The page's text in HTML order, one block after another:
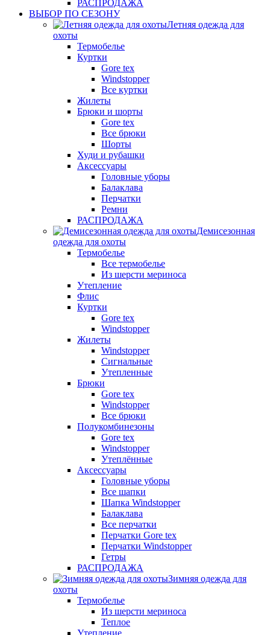
РАСПРОДАЖА
ВЫБОР ПО СЕЗОНУ
Летняя одежда для
охоты
Термобелье
Куртки
Gore tex
Windstopper
Все куртки
Жилеты
Брюки и шорты
Gore tex
Все брюки
Шорты
Худи и рубашки
Аксессуары
Головные уборы
Балаклава
Перчатки
Ремни
РАСПРОДАЖА
Демисезонная
одежда для охоты
Термобелье
Все термобелье
Из шерсти мериноса
Утепление
Флис
Куртки
Gore tex
Windstopper
Жилеты
Windstopper
Сигнальные
Утепленные
Брюки
Gore tex
Windstopper
Все брюки
Полукомбинезоны
Gore tex
Windstopper
Утеплённые
Аксессуары
Головные уборы
Все шапки
Шапка Windstopper
Балаклава
Все перчатки
Перчатки Gore tex
Перчатки Windstopper
Гетры
РАСПРОДАЖА
Зимняя одежда для
охоты
Термобелье
Из шерсти мериноса
Теплое
Утепление